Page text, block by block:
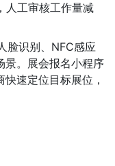
人工审核工作量减
脸识别、NFC感应
景。展会报名小程序
速定位目标展位，